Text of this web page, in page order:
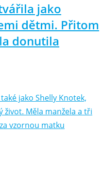
jako
dětmi. Přitom
donutila
jako Shelly Knotek,
Měla manžela a tři
vzornou matku